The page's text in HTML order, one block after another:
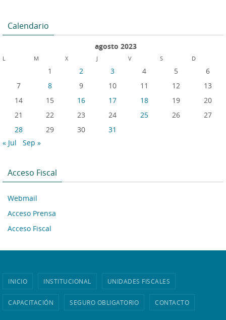
Calendario
agosto 2023
L M X J V S D
1 2 3 4 5
6
7
8 9 10 11 12
13
14
15 16 17 18 19
20
21
22 23 24 25 26
27
28
29 30
31
« Jul
Sep »
Acceso Fiscal
Webmail
Acceso Prensa
Acceso Fiscal
INICIO INSTITUCIONAL UNIDADES FISCALES
CAPACITACIÓN SEGURO OBLIGATORIO CONTACTO